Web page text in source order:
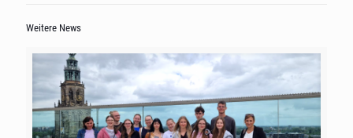
Weitere News